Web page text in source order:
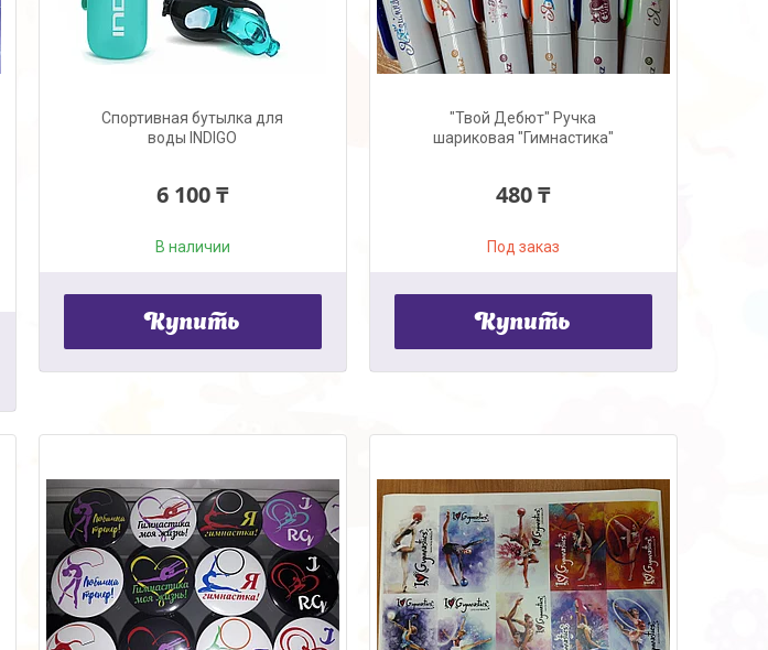
Спортивная бутылка для
воды INDIGO
6 100 ₸
В наличии
Купить
"Твой Дебют" Ручка
шариковая "Гимнастика"
480 ₸
Под заказ
Купить